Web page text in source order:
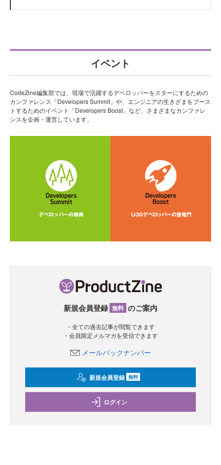
イベント
CodeZine編集部では、現場で活躍するデベロッパーをスターにするための
カンファレンス「Developers Summit」や、エンジニアの生きざまをブース
トするためのイベント「Developers Boost」など、さまざまなカンファレ
ンスを企画・運営しています。
新規会員登録 無料 のご案内
・全ての過去記事が閲覧できます
・会員限定メルマガを受信できます
メールバックナンバー
新規会員登録 無料
ログイン